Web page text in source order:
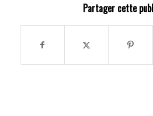
Partager cette